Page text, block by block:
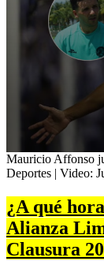
0
seconds
3
minutes,
12
seconds
Mauricio Affonso
Deportes | Video:
¿A qué
Alianza
Clausura